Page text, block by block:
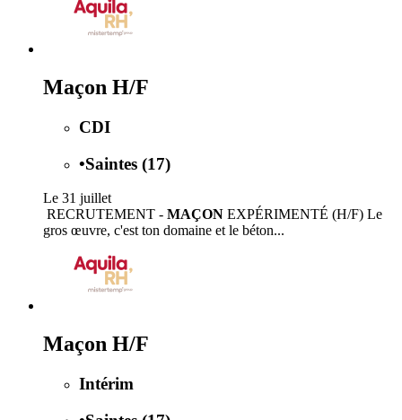
Maçon H/F
CDI
•Saintes (17)
Le 31 juillet
️ RECRUTEMENT - MAÇON EXPÉRIMENTÉ (H/F) Le
gros œuvre, c'est ton domaine et le béton...
Maçon H/F
Intérim